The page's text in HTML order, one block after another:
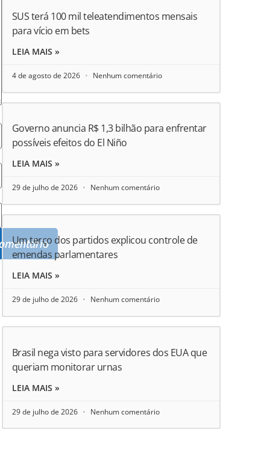
SUS terá 100 mil teleatendimentos mensais
para vício em bets
LEIA MAIS »
4 de agosto de 2026 Nenhum comentário
Governo anuncia R$ 1,3 bilhão para enfrentar
possíveis efeitos do El Niño
LEIA MAIS »
29 de julho de 2026 Nenhum comentário
Um terço dos partidos explicou controle de
emendas parlamentares
LEIA MAIS »
29 de julho de 2026 Nenhum comentário
Brasil nega visto para servidores dos EUA que
queriam monitorar urnas
LEIA MAIS »
29 de julho de 2026 Nenhum comentário